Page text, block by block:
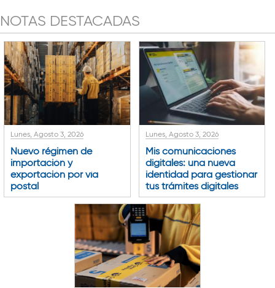
NOTAS DESTACADAS
Lunes, Agosto 3, 2026
Nuevo régimen de
importación y
exportación por vía
postal
Lunes, Agosto 3, 2026
Mis comunicaciones
digitales: una nueva
identidad para gestionar
tus trámites digitales